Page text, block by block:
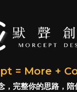
= More +
，完整你的思路，陪